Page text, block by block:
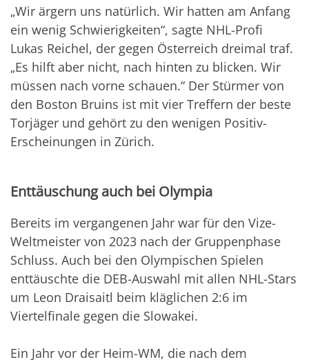
„Wir ärgern uns natürlich. Wir hatten am Anfang
ein wenig Schwierigkeiten“, sagte NHL-Profi
Lukas Reichel, der gegen Österreich dreimal traf.
„Es hilft aber nicht, nach hinten zu blicken. Wir
müssen nach vorne schauen.“ Der Stürmer von
den Boston Bruins ist mit vier Treffern der beste
Torjäger und gehört zu den wenigen Positiv-
Erscheinungen in Zürich.
Enttäuschung auch bei Olympia
Bereits im vergangenen Jahr war für den Vize-
Weltmeister von 2023 nach der Gruppenphase
Schluss. Auch bei den Olympischen Spielen
enttäuschte die DEB-Auswahl mit allen NHL-Stars
um Leon Draisaitl beim kläglichen 2:6 im
Viertelfinale gegen die Slowakei.
Ein Jahr vor der Heim-WM, die nach dem